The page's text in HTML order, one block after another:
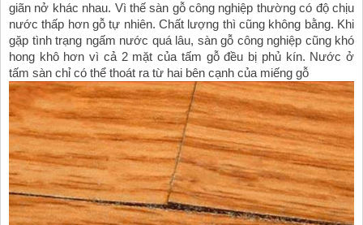
giãn nở khác nhau. Vì thế sàn gỗ công nghiệp thường có độ chịu
nước thấp hơn gỗ tự nhiên. Chất lượng thì cũng không bằng. Khi
gặp tình trạng ngấm nước quá lâu, sàn gỗ công nghiệp cũng khó
hong khô hơn vì cả 2 mặt của tấm gỗ đều bị phủ kín. Nước ở
tấm sàn chỉ có thể thoát ra từ hai bên cạnh của miếng gỗ